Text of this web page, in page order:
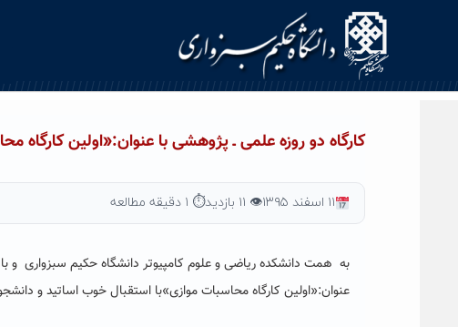
کارگاه دو روزه علمی ـ پژوهشی با عنوان:«اولین کارگاه
۱۱ اسفند ۱۳۹۵ 👁 ۱۱ بازدید ⏱ ۱ دقیقه مطالعه
به همت دانشکده ریاضی و علوم کامپیوتر دانشگاه حکیم سبزواری و
عنوان:«اولین کارگاه محاسبات موازی»با استقبال خوب اساتید و